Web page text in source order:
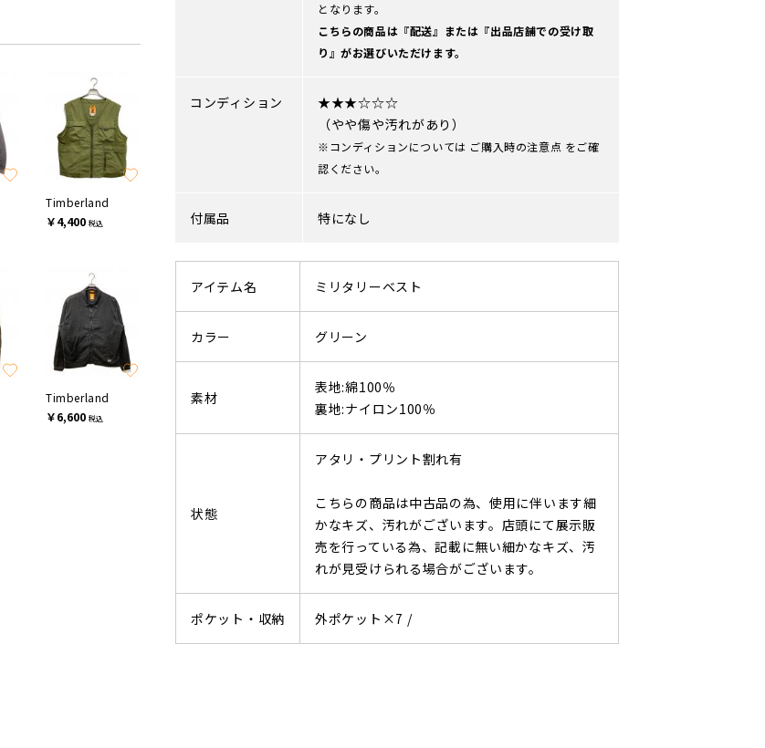
Timberland
￥4,400 税込
Timberland
￥6,600 税込
となります。
こちらの商品は『配送』または『出品店舗での受け取
り』がお選びいただけます。
コンディション
★★★☆☆☆
（やや傷や汚れがあり）
※コンディションについては ご購入時の注意点 をご確
認ください。
付属品 特になし
アイテム名 ミリタリーベスト
カラー グリーン
素材
表地:綿100％
裏地:ナイロン100％
状態
アタリ・プリント割れ有
こちらの商品は中古品の為、使用に伴います細
かなキズ、汚れがございます。店頭にて展示販
売を行っている為、記載に無い細かなキズ、汚
れが見受けられる場合がございます。
ポケット・収納 外ポケット×7 /